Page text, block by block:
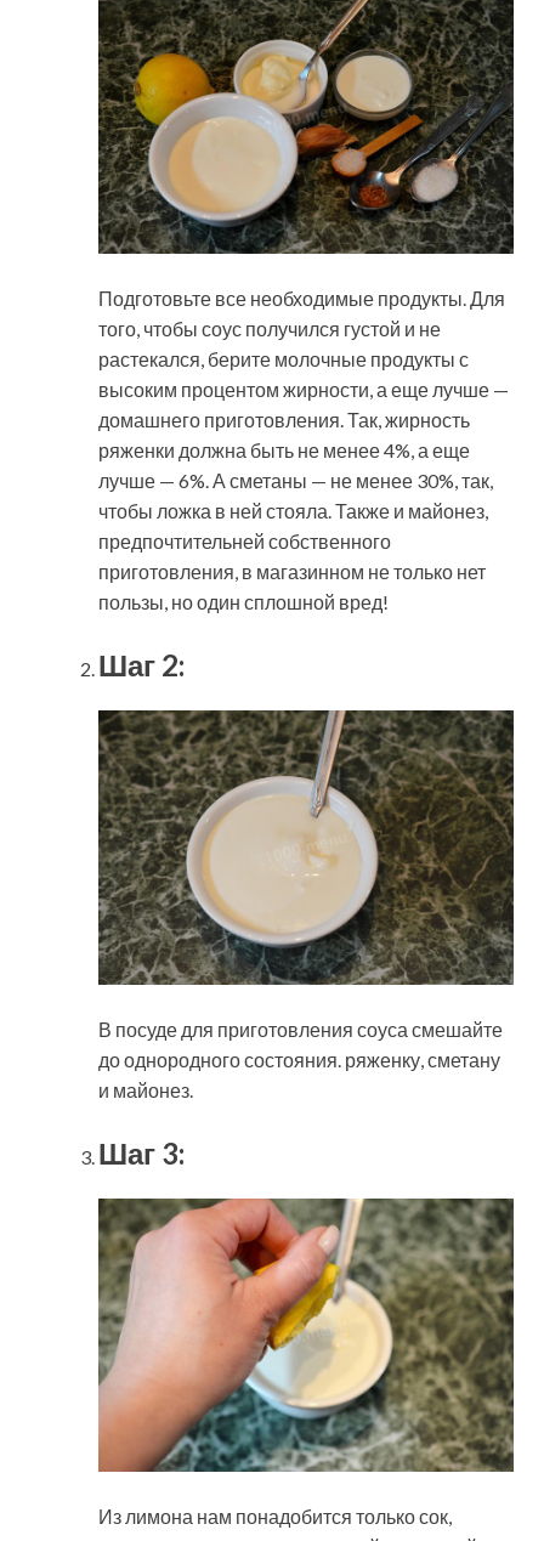
Подготовьте все необходимые продукты. Для
того, чтобы соус получился густой и не
растекался, берите молочные продукты с
высоким процентом жирности, а еще лучше —
домашнего приготовления. Так, жирность
ряженки должна быть не менее 4%, а еще
лучше — 6%. А сметаны — не менее 30%, так,
чтобы ложка в ней стояла. Также и майонез,
предпочтительней собственного
приготовления, в магазинном не только нет
пользы, но один сплошной вред!
Шаг 2:
В посуде для приготовления соуса смешайте
до однородного состояния. ряженку, сметану
и майонез.
Шаг 3:
Из лимона нам понадобится только сок,